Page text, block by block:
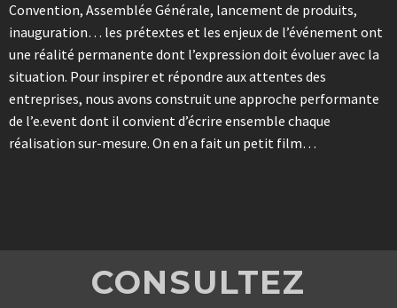
Convention, Assemblée Générale, lancement de produits,
inauguration… les prétextes et les enjeux de l’événement ont
une réalité permanente dont l’expression doit évoluer avec la
situation. Pour inspirer et répondre aux attentes des
entreprises, nous avons construit une approche performante
de l’e.event dont il convient d’écrire ensemble chaque
réalisation sur-mesure. On en a fait un petit film…
CONSULTEZ